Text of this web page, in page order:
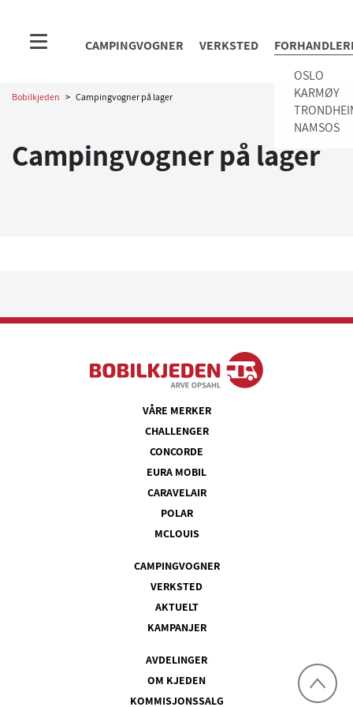
CAMPINGVOGNER VERKSTED
OSLO
KARMØY
NAMSOS
Bobilkjeden > Campingvogner på lager
Campingvogner på lager
VÅRE MERKER
CHALLENGER
CONCORDE
EURA MOBIL
CARAVELAIR
POLAR
MCLOUIS
CAMPINGVOGNER
VERKSTED
AKTUELT
KAMPANJER
AVDELINGER
OM KJEDEN
KOMMISJONSSALG